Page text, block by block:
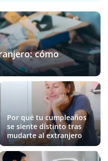
cómo
Por qué tu cumpleaños
se siente distinto tras
mudarte al extranjero